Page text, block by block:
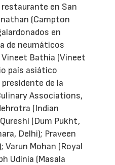
en San
(Campton
en
de neumáticos
Vineet Bathia (Vineet
país asiático
de la
Associations,
(Indian
(Dum Pukht,
Delhi); Praveen
Varun Mohan (Royal
Udinia (Masala